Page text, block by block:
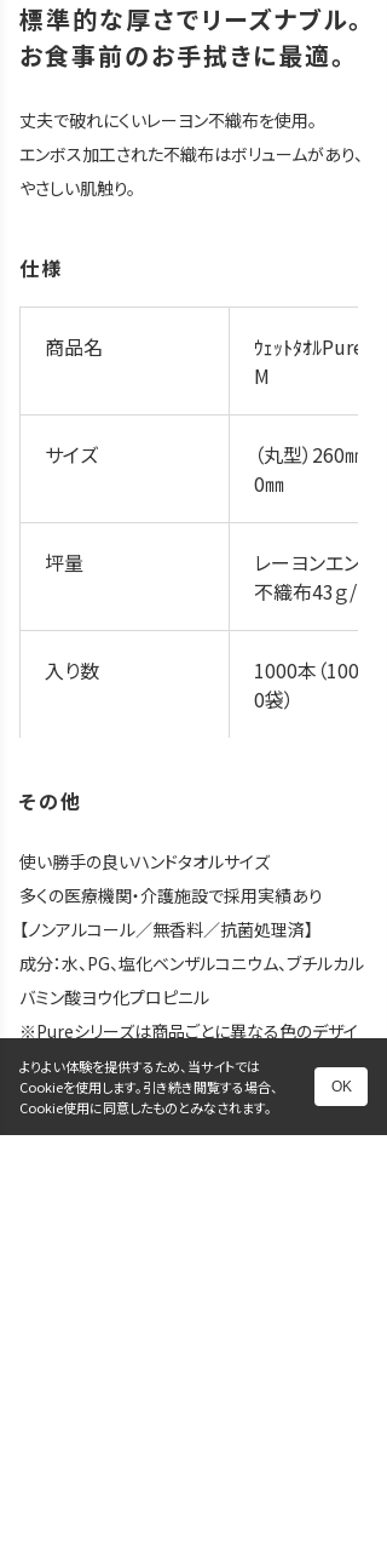
標準的な厚さでリーズナブル。
お食事前のお手拭きに最適。
丈夫で破れにくいレーヨン不織布を使用。
エンボス加工された不織布はボリュームがあり、
やさしい肌触り。
仕様
商品名
ｳｪｯﾄﾀｵﾙPure/標
M
サイズ
（丸型）260㎜
0㎜
坪量
レーヨンエンボス
不織布43ｇ/㎡
入り数
1000本（100本
0袋）
その他
使い勝手の良いハンドタオルサイズ
多くの医療機関・介護施設で採用実績あり
【ノンアルコール／無香料／抗菌処理済】
成分：水、PG、塩化ベンザルコニウム、ブチルカル
バミン酸ヨウ化プロピニル
※Pureシリーズは商品ごとに異なる色のデザイ
ンを採用し、現場で識別しやすくなりました。
よりよい体験を提供するため、当サイトでは
Cookieを使用します。引き続き閲覧する場合、
Cookie使用に同意したものとみなされます。
OK